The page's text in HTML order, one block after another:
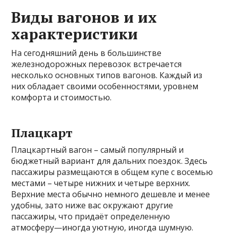
Виды вагонов и их
характеристики
На сегодняшний день в большинстве
железнодорожных перевозок встречается
несколько основных типов вагонов. Каждый из
них обладает своими особенностями, уровнем
комфорта и стоимостью.
Плацкарт
Плацкартный вагон – самый популярный и
бюджетный вариант для дальних поездок. Здесь
пассажиры размещаются в общем купе с восемью
местами – четыре нижних и четыре верхних.
Верхние места обычно немного дешевле и менее
удобны, зато ниже вас окружают другие
пассажиры, что придаёт определенную
атмосферу—иногда уютную, иногда шумную.